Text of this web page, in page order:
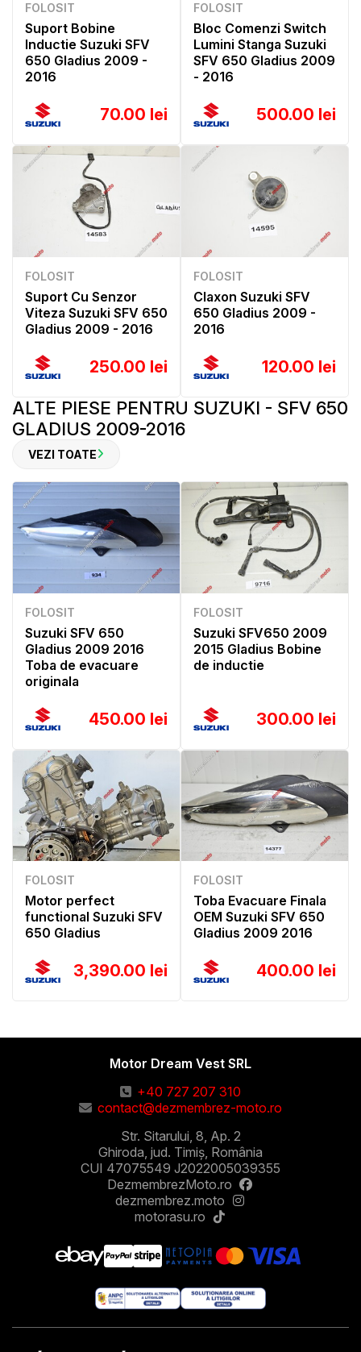
FOLOSIT
Suport Bobine
Inductie Suzuki SFV
650 Gladius 2009 -
2016
70.00 lei
FOLOSIT
Bloc Comenzi Switch
Lumini Stanga Suzuki
SFV 650 Gladius 2009
- 2016
500.00 lei
FOLOSIT
Suport Cu Senzor
Viteza Suzuki SFV 650
Gladius 2009 - 2016
250.00 lei
FOLOSIT
Claxon Suzuki SFV
650 Gladius 2009 -
2016
120.00 lei
ALTE PIESE PENTRU SUZUKI - SFV 650
GLADIUS 2009-2016
VEZI TOATE
FOLOSIT
Suzuki SFV 650
Gladius 2009 2016
Toba de evacuare
originala
450.00 lei
FOLOSIT
Suzuki SFV650 2009
2015 Gladius Bobine
de inductie
300.00 lei
FOLOSIT
Motor perfect
functional Suzuki SFV
650 Gladius
3,390.00 lei
FOLOSIT
Toba Evacuare Finala
OEM Suzuki SFV 650
Gladius 2009 2016
400.00 lei
Motor Dream Vest SRL
+40 727 207 310
contact@dezmembrez-moto.ro
Str. Sitarului, 8, Ap. 2
Ghiroda, jud. Timiș, România
CUI 47075549 J2022005039355
DezmembrezMoto.ro
dezmembrez.moto
motorasu.ro